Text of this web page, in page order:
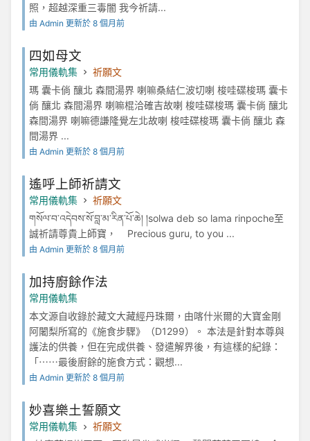
照，超越深重三毒闇 我今祈請...
由 Admin 更新於 8 個月前
四如母文
常用儀軌集
祈願文
瑪 囊卡倘 釀北 森間湯界 喇嘛桑結仁波切喇 梭哇碟梭瑪 囊卡
倘 釀北 森間湯界 喇嘛棍洽確吉故喇 梭哇碟梭瑪 囊卡倘 釀北
森間湯界 喇嘛德謙隆覺左北故喇 梭哇碟梭瑪 囊卡倘 釀北 森
間湯界 ...
由 Admin 更新於 8 個月前
遙呼上師祈請文
常用儀軌集
祈願文
གསོལ་བ་འདེབས་སོ་བླ་མ་རིན་པོ་ཆེ། །solwa deb so lama rinpoche至
誠祈請尊貴上師寶， Precious guru, to you ...
由 Admin 更新於 8 個月前
加持廚餘作法
常用儀軌集
本文源自收錄於藏文大藏經丹珠爾，由喀什米爾的大寶金剛
阿闍梨所寫的《施食步驟》（D1299）。 本法是針對本尊與
護法的供養，但在完成供養、發遣解界後，有這樣的紀錄：
「⋯⋯最後廚餘的施食方式：觀想...
由 Admin 更新於 8 個月前
妙喜樂土誓願文
常用儀軌集
祈願文